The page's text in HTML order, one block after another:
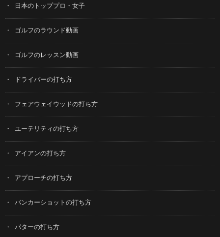
日本のトッププロ・女子
ゴルフのラウンド動画
ゴルフのレッスン動画
ドライバーの打ち方
フェアウェイウッドの打ち方
ユーテリティの打ち方
アイアンの打ち方
アプローチの打ち方
バンカーショットの打ち方
パターの打ち方